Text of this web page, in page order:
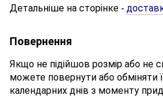
Детальніше на сторінке -
Повернення
Якщо не підійшов розмір або не
можете повернути або обміняти
календарних днів з моменту